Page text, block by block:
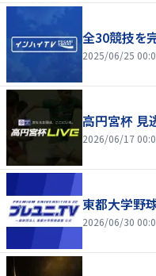
全30競技を
2025/06/25
高円宮杯 見
2026/06/17
東都大学野
2026/06/30